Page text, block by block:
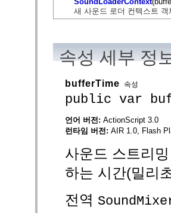
새 사운드 로더 컨텍스트
속성 세부 정
bufferTime 속성
public var
언어 버전: ActionScript 3.0
런타임 버전: AIR 1.0, Flash
사운드 스트리
하는 시간(밀리
전역